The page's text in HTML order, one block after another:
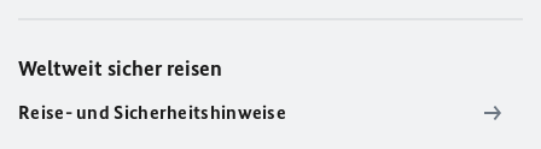
Weltweit sicher reisen
Reise- und Sicherheitshinweise